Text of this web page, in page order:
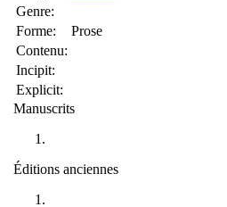
Genre:
Forme:
Prose
Contenu:
Incipit:
Explicit:
Manuscrits
Éditions anciennes